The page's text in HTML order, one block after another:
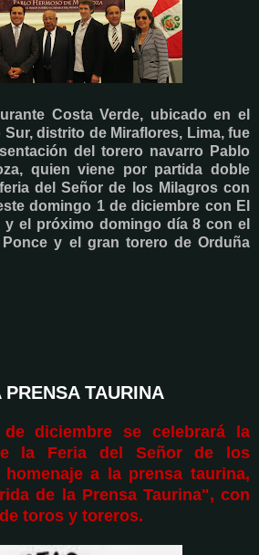
Costa Verde, ubicado en el
distrito de Miraflores, Lima, fue
del torero navarro Pablo
quien viene por partida doble
del Señor de los Milagros con
domingo 1 de diciembre con El
el próximo domingo día 8 con el
y el gran torero de Orduña
TAURINA
diciembre se celebrará la
la Feria del Señor de los
a la prensa taurina,
de la Prensa Taurina", con
toros y toreros.